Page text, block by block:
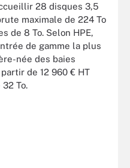
28 disques 3,5
maximale de 224 To
de 8 To. Selon HPE,
de gamme la plus
née des baies
de 12 960 € HT
To.